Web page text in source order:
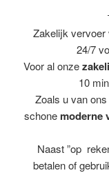
Zakelijk vervoer
24/7
Voor al onze
10
Zoals u van
schone moderne
Naast ”op
betalen of